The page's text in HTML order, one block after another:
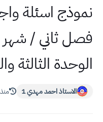
نموذج اسئلة
فصل ثاني / شهر
الوحدة الثالثة
الاستاذ احمد مهدي 1 منذ 3 سنة